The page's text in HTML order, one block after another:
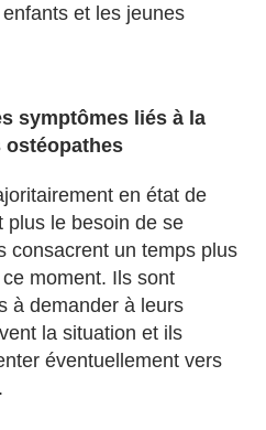
et les jeunes
symptômes liés à la
ostéopathes
en état de
plus le besoin de se
consacrent un temps plus
moment. Ils sont
à demander à leurs
la situation et ils
éventuellement vers